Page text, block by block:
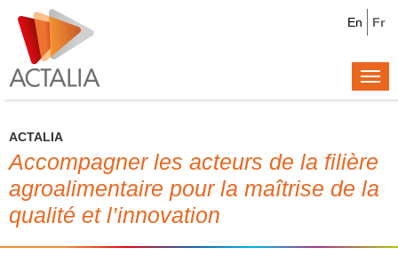
Fr
En
ACTALIA
Accompagner les acteurs de la filière
agroalimentaire pour la maîtrise de la
qualité et l’innovation